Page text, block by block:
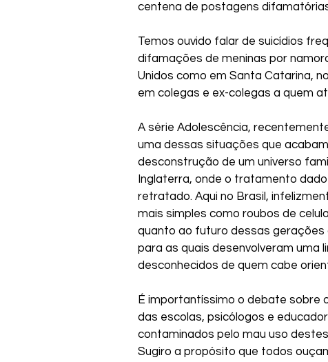
centena de postagens
Temos ouvido falar de suicídios
difamações de meninas por
Unidos como em Santa Catarina,
em colegas e ex-colegas a quem
A série Adolescência,
uma dessas situações que
desconstrução de um universo
Inglaterra, onde o tratamento
retratado. Aqui no Brasil,
mais simples como roubos de
quanto ao futuro dessas
para as quais desenvolveram uma
desconhecidos de quem cabe
É importantíssimo o debate sobre
das escolas, psicólogos e
contaminados pelo mau uso
Sugiro a propósito que todos